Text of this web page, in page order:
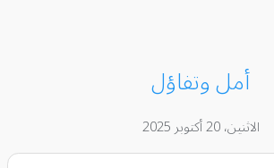
أمل وتفاؤل
الاثنين، 20 أكتوبر 2025